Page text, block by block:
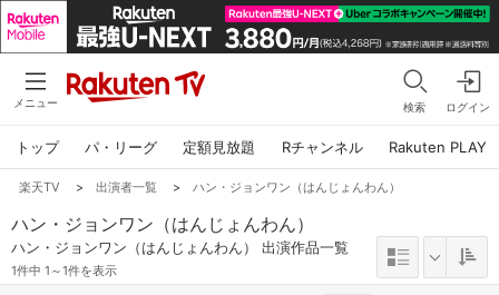
メニュー 検索 ログイン
トップ パ・リーグ 定額見放題 Rチャンネル Rakuten PLAY
楽天TV > 出演者一覧 > ハン・ジョンワン（はんじょんわん）
ハン・ジョンワン（はんじょんわん）
ハン・ジョンワン（はんじょんわん） 出演作品一覧
1件中 1～1件を表示